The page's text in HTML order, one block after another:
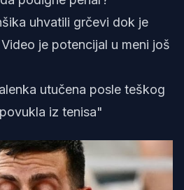
uhvatili grčevi dok je
je potencijal u meni još
utučena posle teškog
iz tenisa"